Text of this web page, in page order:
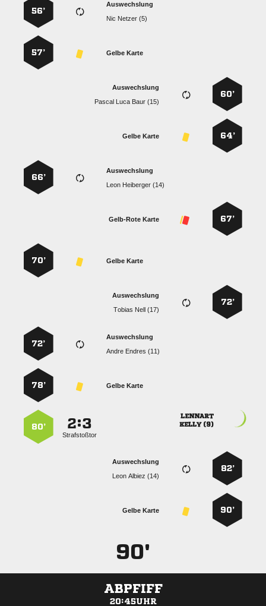
Auswechslung
  
56’
Gelbe Karte
57’
60’
Auswechslung
   
64’
Gelbe Karte
Auswechslung
  
66’
67’
Gelb-Rote Karte
Gelbe Karte
70’
72’
Auswechslung
  
Auswechslung
  
72’
Gelbe Karte
78’

 
:
Strafstoßtor
80’
82’
Auswechslung
  
90’
Gelbe Karte
90'
ABPFIFF
20:45UHR